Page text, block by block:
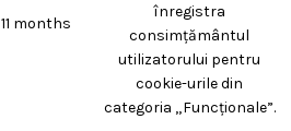
11 months
înregistra
consimțământul
utilizatorului pentru
cookie-urile din
categoria „Funcționale”.